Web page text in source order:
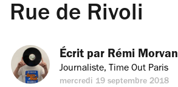
Rue de Rivoli
Écrit par Rémi Morvan
Journaliste, Time Out Paris
mercredi 19 septembre 2018